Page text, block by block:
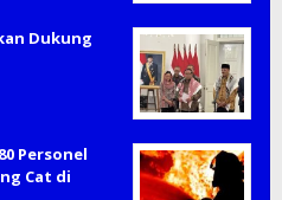
Dukung
Personel
Cat di